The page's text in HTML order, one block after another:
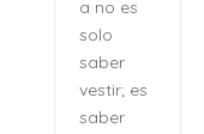
a no es
solo
saber
vestir; es
saber